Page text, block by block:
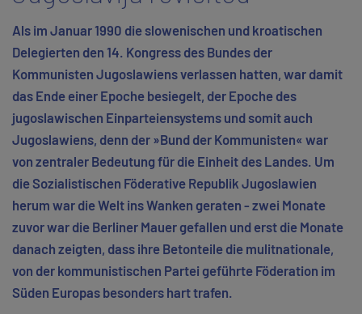
Als im Januar 1990 die slowenischen und kroatischen
Delegierten den 14. Kongress des Bundes der
Kommunisten Jugoslawiens verlassen hatten, war damit
das Ende einer Epoche besiegelt, der Epoche des
jugoslawischen Einparteiensystems und somit auch
Jugoslawiens, denn der »Bund der Kommunisten« war
von zentraler Bedeutung für die Einheit des Landes. Um
die Sozialistischen Föderative Republik Jugoslawien
herum war die Welt ins Wanken geraten - zwei Monate
zuvor war die Berliner Mauer gefallen und erst die Monate
danach zeigten, dass ihre Betonteile die mulitnationale,
von der kommunistischen Partei geführte Föderation im
Süden Europas besonders hart trafen.